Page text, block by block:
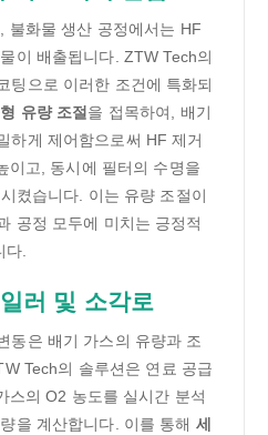
불화물 생산 공정에서는 HF
이 배출됩니다. ZTW Tech의
팅으로 이러한 조건에 특화되
유량 조절을 접목하여, 배기
하게 제어함으로써 HF 제거
이고, 동시에 필터의 수명을
켰습니다. 이는 유량 조절이
공정 모두에 미치는 긍정적
다.
러 및 소각로
동은 배기 가스의 유량과 조
Tech의 솔루션은 연료 공급
스의 O2 농도를 실시간 분석
을 계산합니다. 이를 통해 세